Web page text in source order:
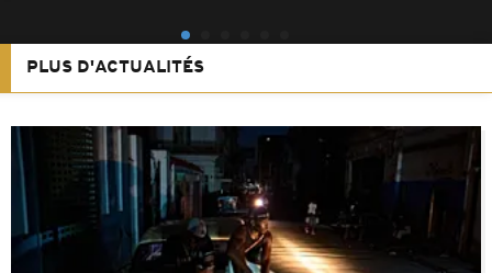
PLUS D'ACTUALITÉS